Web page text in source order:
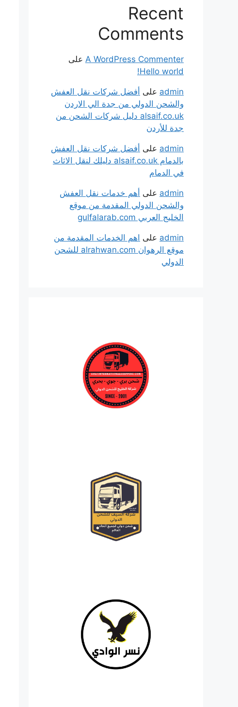
Recent
Comments
A WordPress Commenter على
Hello world!
admin على أفضل شركات نقل العفش
والشحن الدولي من جدة الي الاردن
alsaif.co.uk دليل شركات الشحن من
جدة للأردن
admin على أفضل شركات نقل العفش
بالدمام alsaif.co.uk دليلك لنقل الاثاث
في الدمام
admin على أهم خدمات نقل العفش
والشحن الدولي المقدمة من موقع
الخليج العربي gulfalarab.com
admin على اهم الخدمات المقدمة من
موقع الرهوان alrahwan.com للشحن
الدولي